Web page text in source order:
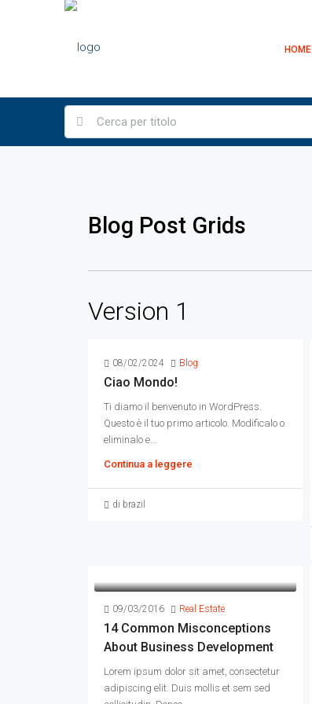
HOME
Blog Post Grids
Version 1
08/02/2024 Blog
Ciao Mondo!
Ti diamo il benvenuto in WordPress.
Questo è il tuo primo articolo. Modificalo o
eliminalo e...
Continua a leggere
di brazil
09/03/2016 Real Estate
14 Common Misconceptions
About Business Development
Lorem ipsum dolor sit amet, consectetur
adipiscing elit. Duis mollis et sem sed